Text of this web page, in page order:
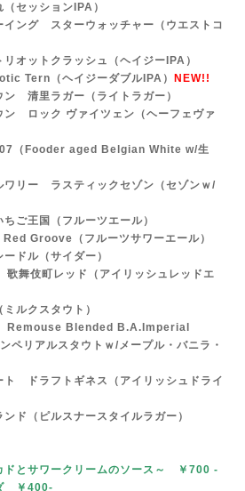
セッションIPA）
イング スターウォッチャー（ウエストコ
オットクラッシュ（ヘイジーIPA）
Tern（ヘイジーダブルIPA）
NEW!!
清里ラガー（ライトラガー）
ン ロック ヴァイツェン（ヘーフェヴァ
（Fooder aged Belgian White w/生
ワリー ラスティックセゾン（セゾンｗ/
ご王国（フルーツエール）
Groove（フルーツサワーエール）
ドル（サイダー）
歌舞伎町レッド（アイリッシュレッドエ
ルクスタウト）
Remouse Blended B.A.Imperial
リアルスタウトｗ/メープル・バニラ・
ト ドラフトギネス（アイリッシュドライ
ド（ピルスナースタイルラガー）
ドとサワークリームのソース～ ￥700 -
ダ ￥400-